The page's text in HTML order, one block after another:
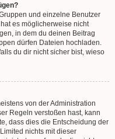
und einzelne Benutzer
es möglicherweise nicht
in dem du deinen Beitrag
dürfen Dateien hochladen.
du dir nicht sicher bist, wieso
von der Administration
Regeln verstoßen hast, kann
dass dies die Entscheidung der
nichts mit dieser